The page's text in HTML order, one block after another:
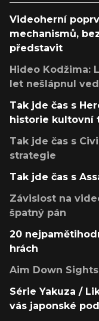
Videoherní
mechanismů,
představit
Hideo Kodžima:
let nešlápnul
Tak jde čas s
historie kultovní
Tak jde čas s
strategie
Tak jde čas s
Závislost na
špatný pán
20
hrách
Aim Down
Série Yakuza /
vás japonské